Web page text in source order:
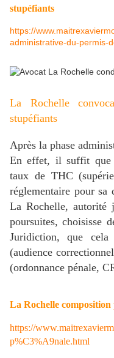
stupéfiants
https://
administrative-du-permis-
La Rochelle
stupéfiants
Après la phase
En effet, il suffit que
taux de THC
réglementaire pour sa
La Rochelle, autorité
poursuites, choisisse
Juridiction, que
(audience
(ordonnance pénale,
La Rochelle composition
https://
p%C3%A9nale.html